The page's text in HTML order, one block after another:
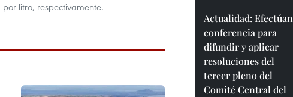
por litro, respectivamente.
Actualidad: Efectúan
conferencia para
difundir y aplicar
resoluciones del
tercer pleno del
Comité Central del